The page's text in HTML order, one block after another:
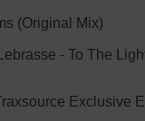
(Original Mix)
- To The
Exclusive